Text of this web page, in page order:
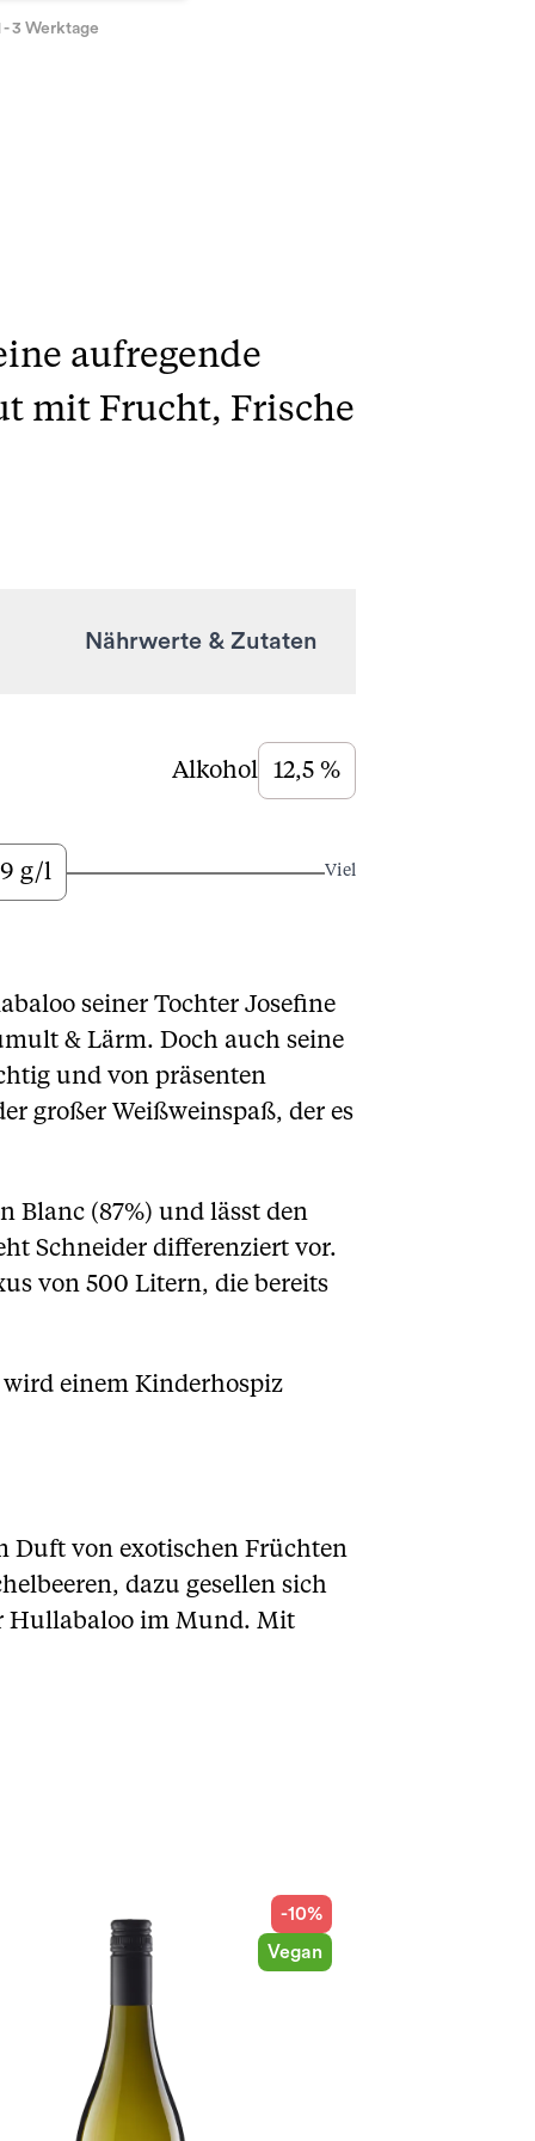
3 Werktage
aufregende
mit Frucht, Frische
Nährwerte & Zutaten
Alkohol
12,5 %
g/l Viel
seiner Tochter Josefine
& Lärm. Doch auch seine
und von präsenten
großer Weißweinspaß, der es
Blanc (87%) und lässt den
Schneider differenziert vor.
von 500 Litern, die bereits
wird einem Kinderhospiz
Duft von exotischen Früchten
dazu gesellen sich
Hullabaloo im Mund. Mit
-10%
Vegan